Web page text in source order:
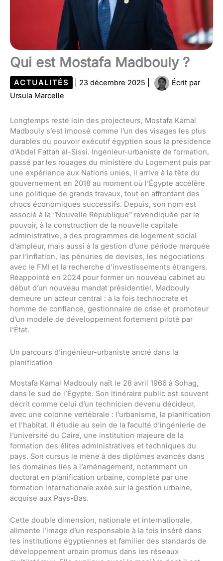
Qui est Mostafa Madbouly ?
ACTUALITÉS 23 décembre 2025
Écrit par
Ursula Marcelle
Longtemps resté loin des projecteurs, Mostafa Kamal
Madbouly s’est imposé comme l’un des visages les plus
durables du pouvoir exécutif égyptien sous la présidence
d’Abdel Fattah al-Sissi. Ingénieur-urbaniste de formation,
passé par les rouages du ministère du Logement puis par
une expérience aux Nations unies, il arrive à la tête du
gouvernement en 2018 au moment où l’Égypte accélère
une politique de grands travaux, tout en affrontant des
chocs économiques successifs. Depuis, son nom est
associé à la “Nouvelle République” revendiquée par le
pouvoir, à la construction de la nouvelle capitale
administrative, à des programmes de logement social
d’ampleur, mais aussi à la gestion d’une période marquée
par l’inflation, les pénuries de devises, les négociations
avec le FMI et la recherche d’investissements étrangers.
Réappointé en 2024 pour former un nouveau cabinet au
début d’un nouveau mandat présidentiel, Madbouly
demeure un acteur central : à la fois technocrate et
homme de confiance, gestionnaire de crise et promoteur
d’un modèle de développement fortement piloté par
l’État.
Un parcours d’ingénieur-urbaniste ancré dans la
planification
Mostafa Kamal Madbouly naît le 28 avril 1966 à Sohag,
dans le sud de l’Égypte. Son itinéraire public est souvent
décrit comme celui d’un technicien devenu décideur,
avec une colonne vertébrale : l’urbanisme, la planification
et l’habitat. Il étudie au sein de la faculté d’ingénierie de
l’université du Caire, une institution majeure de la
formation des élites administratives et techniques du
pays. Son cursus le mène à des diplômes avancés dans
les domaines liés à l’aménagement, notamment un
doctorat en planification urbaine, complété par une
formation internationale axée sur la gestion urbaine,
acquise aux Pays-Bas.
Cette double dimension, nationale et internationale,
alimente l’image d’un responsable à la fois inséré dans
les institutions égyptiennes et familier des standards de
développement urbain promus dans les réseaux